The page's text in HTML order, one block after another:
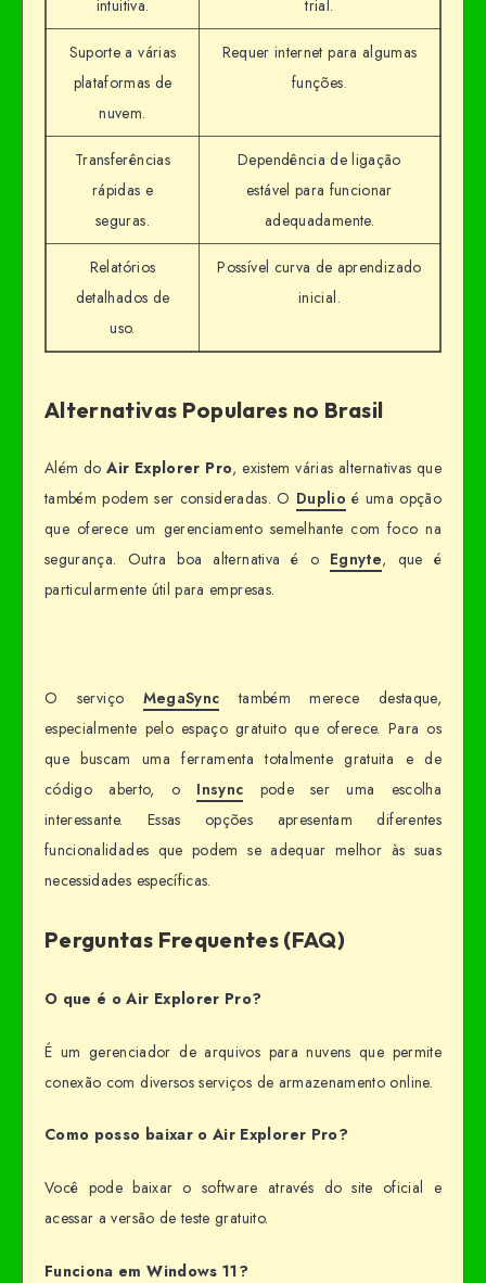
intuitiva. trial.
Suporte a várias
plataformas de
nuvem.
Requer internet para algumas
funções.
Transferências
rápidas e
seguras.
Dependência de ligação
estável para funcionar
adequadamente.
Relatórios
detalhados de
uso.
Possível curva de aprendizado
inicial.
Alternativas Populares no Brasil
Além doAir Explorer Pro, existem várias alternativas que
também podem ser consideradas. O Duplio é uma opção
que oferece um gerenciamento semelhante com foco na
segurança. Outra boa alternativa é o Egnyte, que é
particularmente útil para empresas.
O serviço MegaSync também merece destaque,
especialmente pelo espaço gratuito que oferece. Para os
que buscam uma ferramenta totalmente gratuita e de
código aberto, o Insync pode ser uma escolha
interessante. Essas opções apresentam diferentes
funcionalidades que podem se adequar melhor às suas
necessidades específicas.
Perguntas Frequentes (FAQ)
O que é o Air Explorer Pro?
É um gerenciador de arquivos para nuvens que permite
conexão com diversos serviços de armazenamento online.
Como posso baixar o Air Explorer Pro?
Você pode baixar o software através do site oficial e
acessar a versão de teste gratuito.
Funciona em Windows 11?